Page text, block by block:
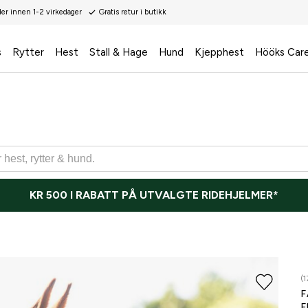
innen 1-2 virkedager Gratis retur i butikk
Rytter Hest Stall & Hage Hund Kjepphest Hööks
KR 500 I RABATT PÅ UTVALGTE RIDEHJELMER*